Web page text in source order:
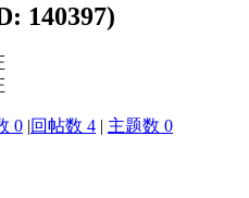
140397)
0 |回帖数 4 | 主题数 0